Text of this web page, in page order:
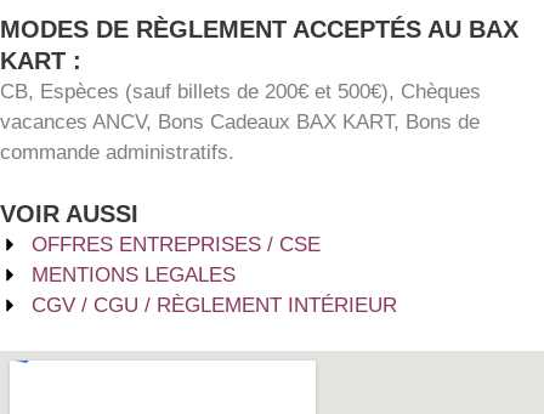
MODES DE RÈGLEMENT ACCEPTÉS AU BAX
KART :
CB, Espèces (sauf billets de 200€ et 500€), Chèques
vacances ANCV, Bons Cadeaux BAX KART, Bons de
commande administratifs.
VOIR AUSSI
OFFRES ENTREPRISES / CSE
MENTIONS LEGALES
CGV / CGU / RÈGLEMENT INTÉRIEUR